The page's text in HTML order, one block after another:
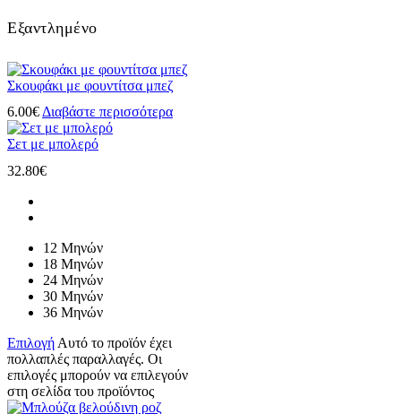
Εξαντλημένο
Σκουφάκι με φουντίτσα μπεζ
6.00€ Διαβάστε περισσότερα
Σετ με μπολερό
32.80€
12 Μηνών
18 Μηνών
24 Μηνών
30 Μηνών
36 Μηνών
Επιλογή Αυτό το προϊόν έχει
πολλαπλές παραλλαγές. Οι
επιλογές μπορούν να επιλεγούν
στη σελίδα του προϊόντος